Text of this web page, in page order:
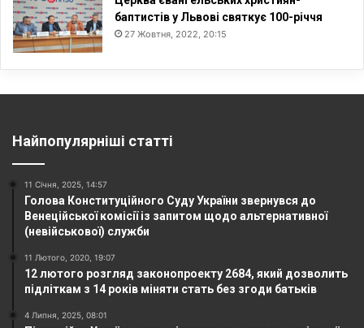
баптистів у Львові святкує 100-річчя
27 Жовтня, 2022, 20:15
Найпопулярніші статті
11 Січня, 2025, 14:57
Голова Конституційного Суду України звернувся до
Венеційської комісії із запитом щодо альтернативної
(невійськової) служби
11 Лютого, 2020, 19:07
12 лютого розгляд законопроекту 2684, який дозволить
підліткам з 14 років міняти стать без згоди батьків
4 Липня, 2025, 08:01